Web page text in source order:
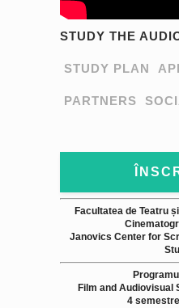
STUDY THE
STUDY PLAN
PARTNERS
Facultatea de Teatru
Janovics Center for
Film and Audiovisual
4